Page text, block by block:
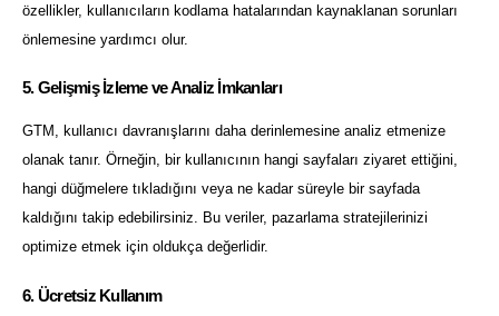
özellikler, kullanıcıların kodlama hatalarından kaynaklanan sorunları
önlemesine yardımcı olur.
5. Gelişmiş İzleme ve Analiz İmkanları
GTM, kullanıcı davranışlarını daha derinlemesine analiz etmenize
olanak tanır. Örneğin, bir kullanıcının hangi sayfaları ziyaret ettiğini,
hangi düğmelere tıkladığını veya ne kadar süreyle bir sayfada
kaldığını takip edebilirsiniz. Bu veriler, pazarlama stratejilerinizi
optimize etmek için oldukça değerlidir.
6. Ücretsiz Kullanım